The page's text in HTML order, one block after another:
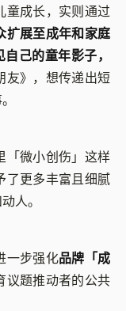
童成长，实则通过
扩展至成年和家庭
己的童年影子，
友》，想传递出短
「微小创伤」这样
了更多丰富且细腻
人。
一步强化品牌「成
议题推动者的公共